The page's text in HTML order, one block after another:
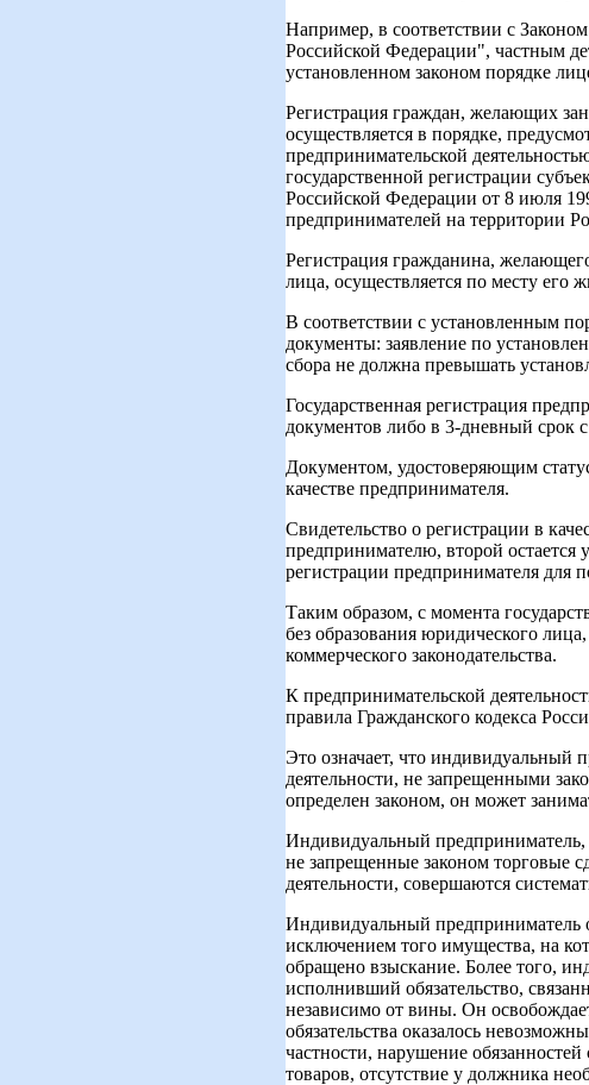
Например, в соответствии с
Российской Федерации", частным
установленном законом порядке
Регистрация граждан, желающих
осуществляется в порядке,
предпринимательской
государственной регистрации
Российской Федерации от 8 июля
предпринимателей на территории
Регистрация гражданина,
лица, осуществляется по месту его
В соответствии с установленным
документы: заявление по
сбора не должна превышать
Государственная регистрация
документов либо в 3-дневный срок
Документом, удостоверяющим
качестве предпринимателя.
Свидетельство о регистрации в
предпринимателю, второй остается
регистрации предпринимателя для
Таким образом, с момента
без образования юридического
коммерческого законодательства.
К предпринимательской
правила Гражданского кодекса
Это означает, что индивидуальный
деятельности, не запрещенными
определен законом, он может
Индивидуальный предприниматель,
не запрещенные законом торговые
деятельности, совершаются
Индивидуальный предприниматель
исключением того имущества, на
обращено взыскание. Более того,
исполнивший обязательство,
независимо от вины. Он
обязательства оказалось
частности, нарушение
товаров, отсутствие у должника